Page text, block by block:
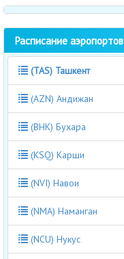
Расписание аэропортов
(TAS) Ташкент
(AZN) Андижан
(BHK) Бухара
(KSQ) Карши
(NVI) Навои
(NMA) Наманган
(NCU) Нукус